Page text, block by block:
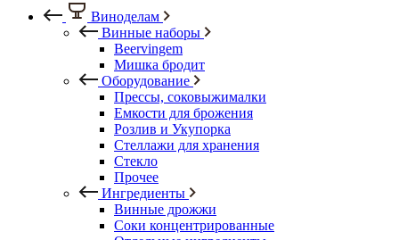
Виноделам
Винные наборы
Beervingem
Мишка бродит
Оборудование
Прессы, соковыжималки
Емкости для брожения
Розлив и Укупорка
Стеллажи для хранения
Стекло
Прочее
Ингредиенты
Винные дрожжи
Соки концентрированные